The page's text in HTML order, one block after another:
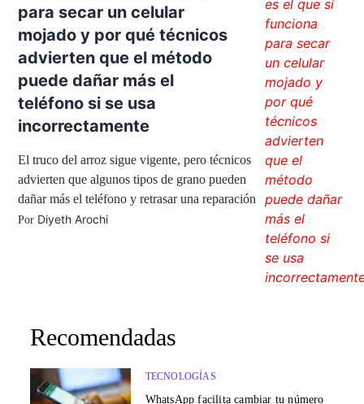
para secar un celular
mojado y por qué técnicos
advierten que el método
puede dañar más el
teléfono si se usa
incorrectamente
El truco del arroz sigue vigente, pero técnicos
advierten que algunos tipos de grano pueden
dañar más el teléfono y retrasar una reparación
Por Diyeth Arochi
Recomendadas
TECNOLOGÍAS
WhatsApp facilita cambiar tu número